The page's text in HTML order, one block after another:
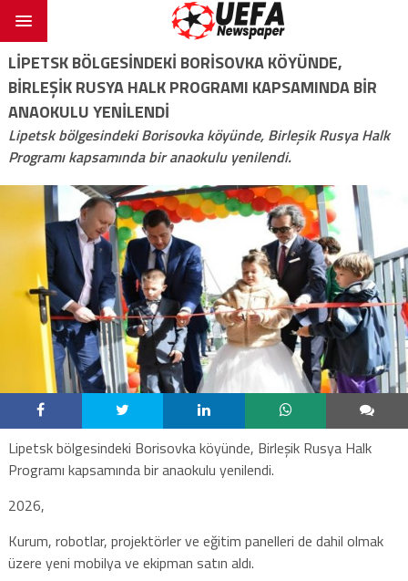
LIPETSK BÖLGESINDEKI BORISOVKA KÖYÜNDE,
BIRLEŞIK RUSYA HALK PROGRAMI KAPSAMINDA BIR
ANAOKULU YENILENDI
Lipetsk bölgesindeki Borisovka köyünde, Birleşik Rusya Halk
Programı kapsamında bir anaokulu yenilendi.
Lipetsk bölgesindeki Borisovka köyünde, Birleşik Rusya Halk
Programı kapsamında bir anaokulu yenilendi.
2026,
Kurum, robotlar, projektörler ve eğitim panelleri de dahil olmak
üzere yeni mobilya ve ekipman satın aldı.